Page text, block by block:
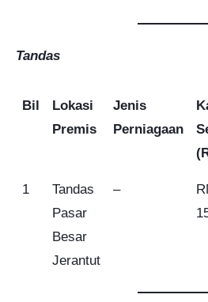
Tandas
Bil
Lokasi
Premis
Jenis
Perniagaan
1
Tandas
Pasar
Besar
Jerantut
–